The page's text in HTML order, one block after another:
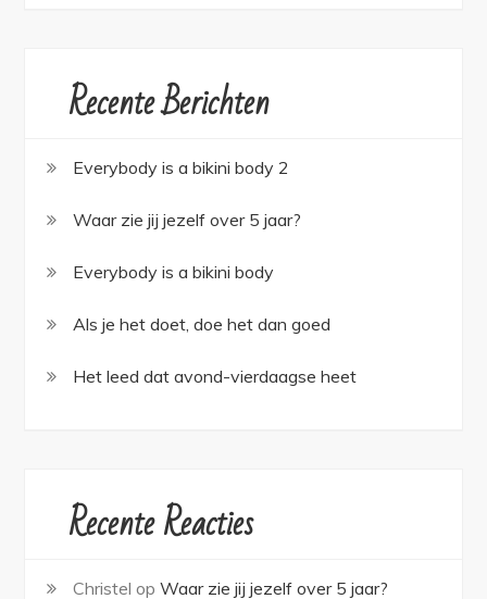
Recente Berichten
Everybody is a bikini body 2
Waar zie jij jezelf over 5 jaar?
Everybody is a bikini body
Als je het doet, doe het dan goed
Het leed dat avond-vierdaagse heet
Recente Reacties
Christel opWaar zie jij jezelf over 5 jaar?